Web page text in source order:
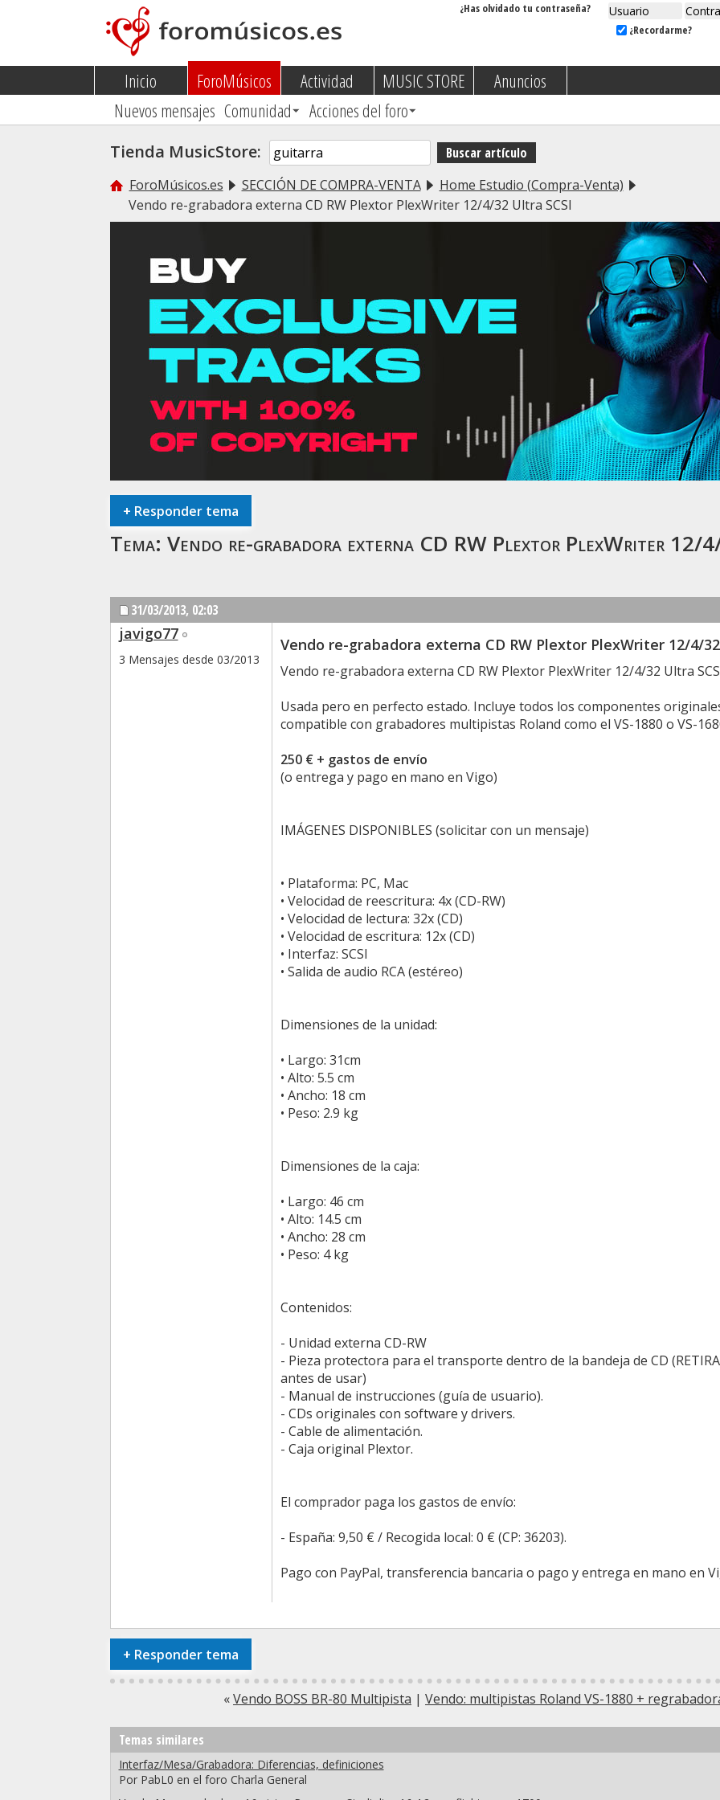
¿Recordarme?
¿Has olvidado tu contraseña?
Inicio
ForoMúsicos
Nuevos mensajes Comunidad Acciones del foro
Actividad MUSIC STORE Anuncios
Tienda MusicStore:
ForoMúsicos.es SECCIÓN DE COMPRA-VENTA
Home Estudio (Compra-Venta)
Vendo re-grabadora externa CD RW Plextor PlexWriter 12/4/32 Ultra SCSI
+ Responder tema
Tema: Vendo re-grabadora externa CD RW Plextor PlexWriter 12/
31/03/2013, 02:03
javigo77
3 Mensajes desde 03/2013
Vendo re-grabadora externa CD RW Plextor PlexWriter 12/4/
Vendo re-grabadora externa CD RW Plextor PlexWriter 12/4/32 Ultra
Usada pero en perfecto estado. Incluye todos los componentes
compatible con grabadores multipistas Roland como el VS-1880 o VS-
250 € + gastos de envío
(o entrega y pago en mano en Vigo)
IMÁGENES DISPONIBLES (solicitar con un mensaje)
• Plataforma: PC, Mac
• Velocidad de reescritura: 4x (CD-RW)
• Velocidad de lectura: 32x (CD)
• Velocidad de escritura: 12x (CD)
• Interfaz: SCSI
• Salida de audio RCA (estéreo)
Dimensiones de la unidad:
• Largo: 31cm
• Alto: 5.5 cm
• Ancho: 18 cm
• Peso: 2.9 kg
Dimensiones de la caja:
• Largo: 46 cm
• Alto: 14.5 cm
• Ancho: 28 cm
• Peso: 4 kg
Contenidos:
- Unidad externa CD-RW
- Pieza protectora para el transporte dentro de la bandeja de CD
antes de usar)
- Manual de instrucciones (guía de usuario).
- CDs originales con software y drivers.
- Cable de alimentación.
- Caja original Plextor.
El comprador paga los gastos de envío:
- España: 9,50 € / Recogida local: 0 € (CP: 36203).
Pago con PayPal, transferencia bancaria o pago y entrega en mano en
+ Responder tema
«Vendo BOSS BR-80 Multipista | Vendo: multipistas Roland VS-1880 +
Temas similares
Interfaz/Mesa/Grabadora: Diferencias, definiciones
Por PabL0 en el foro Charla General